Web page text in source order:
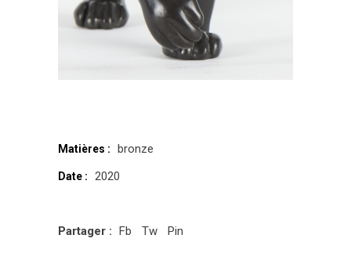
Matières : bronze
Date : 2020
Partager : Fb Tw Pin